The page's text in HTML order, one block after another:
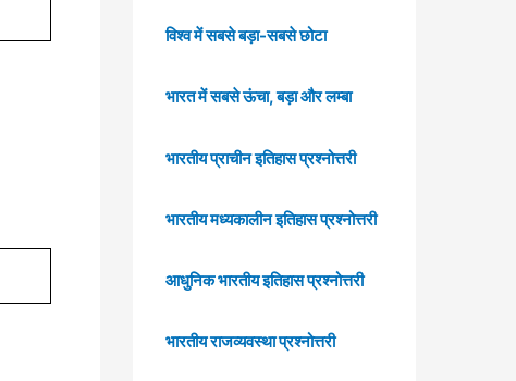
विश्व में सबसे बड़ा-सबसे छोटा
भारत में सबसे ऊंचा, बड़ा और लम्बा
भारतीय प्राचीन इतिहास प्रश्नोत्तरी
भारतीय मध्यकालीन इतिहास प्रश्नोत्तरी
आधुनिक भारतीय इतिहास प्रश्नोत्तरी
भारतीय राजव्यवस्था प्रश्नोत्तरी